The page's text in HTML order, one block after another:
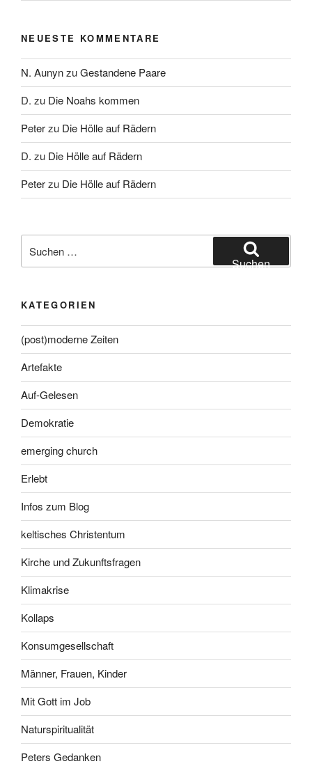
NEUESTE KOMMENTARE
N. AunynzuGestandene Paare
D. zu Die Noahs kommen
Peterzu Die Hölle auf Rädern
D. zu Die Hölle auf Rädern
Peterzu Die Hölle auf Rädern
nach:
Suchen
KATEGORIEN
(post)moderne Zeiten
Artefakte
Auf-Gelesen
Demokratie
emerging church
Erlebt
Infos zum Blog
keltisches Christentum
Kirche und Zukunftsfragen
Klimakrise
Kollaps
Konsumgesellschaft
Männer, Frauen, Kinder
Mit Gott im Job
Naturspiritualität
Peters Gedanken